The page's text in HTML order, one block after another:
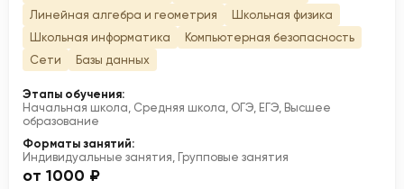
Линейная алгебра и геометрия
Школьная физика
Школьная информатика
Компьютерная безопасность
Сети
Базы данных
Этапы обучения:
Начальная школа, Средняя школа, ОГЭ, ЕГЭ, Высшее
образование
Форматы занятий:
Индивидуальные занятия, Групповые занятия
от 1000 ₽